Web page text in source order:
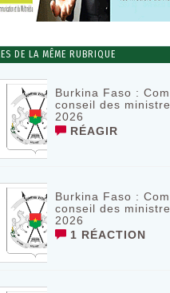
DE LA MÊME RUBRIQUE
Burkina Faso :
conseil des
2026
RÉAGIR
Burkina Faso :
conseil des
2026
1 RÉACTION